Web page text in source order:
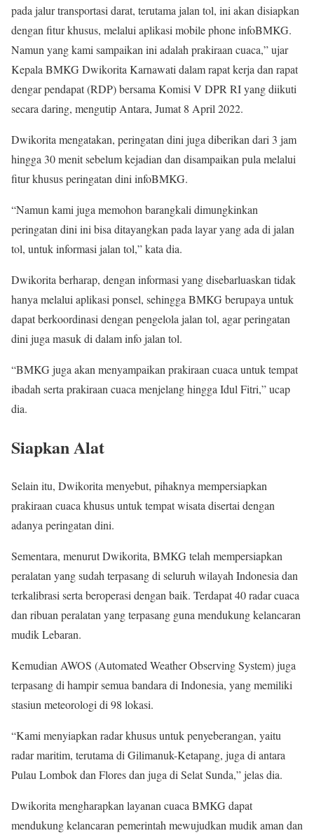
pada jalur transportasi darat, terutama jalan tol, ini akan disiapkan
dengan fitur khusus, melalui aplikasi mobile phone infoBMKG.
Namun yang kami sampaikan ini adalah prakiraan cuaca,” ujar
Kepala BMKG Dwikorita Karnawati dalam rapat kerja dan rapat
dengar pendapat (RDP) bersama Komisi V DPR RI yang diikuti
secara daring, mengutip Antara, Jumat 8 April 2022.
Dwikorita mengatakan, peringatan dini juga diberikan dari 3 jam
hingga 30 menit sebelum kejadian dan disampaikan pula melalui
fitur khusus peringatan dini infoBMKG.
“Namun kami juga memohon barangkali dimungkinkan
peringatan dini ini bisa ditayangkan pada layar yang ada di jalan
tol, untuk informasi jalan tol,” kata dia.
Dwikorita berharap, dengan informasi yang disebarluaskan tidak
hanya melalui aplikasi ponsel, sehingga BMKG berupaya untuk
dapat berkoordinasi dengan pengelola jalan tol, agar peringatan
dini juga masuk di dalam info jalan tol.
“BMKG juga akan menyampaikan prakiraan cuaca untuk tempat
ibadah serta prakiraan cuaca menjelang hingga Idul Fitri,” ucap
dia.
Siapkan Alat
Selain itu, Dwikorita menyebut, pihaknya mempersiapkan
prakiraan cuaca khusus untuk tempat wisata disertai dengan
adanya peringatan dini.
Sementara, menurut Dwikorita, BMKG telah mempersiapkan
peralatan yang sudah terpasang di seluruh wilayah Indonesia dan
terkalibrasi serta beroperasi dengan baik. Terdapat 40 radar cuaca
dan ribuan peralatan yang terpasang guna mendukung kelancaran
mudik Lebaran.
Kemudian AWOS (Automated Weather Observing System) juga
terpasang di hampir semua bandara di Indonesia, yang memiliki
stasiun meteorologi di 98 lokasi.
“Kami menyiapkan radar khusus untuk penyeberangan, yaitu
radar maritim, terutama di Gilimanuk-Ketapang, juga di antara
Pulau Lombok dan Flores dan juga di Selat Sunda,” jelas dia.
Dwikorita mengharapkan layanan cuaca BMKG dapat
mendukung kelancaran pemerintah mewujudkan mudik aman dan